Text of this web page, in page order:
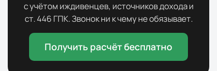
с учётом иждивенцев, источников дохода и
ст. 446 ГПК. Звонок ни к чему не обязывает.
Получить расчёт бесплатно